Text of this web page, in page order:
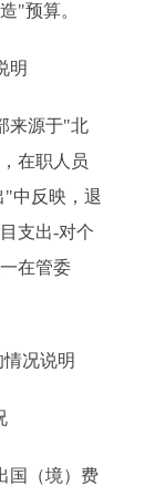
"预算。
明
来源于"北
在职人员
中反映，退
支出-对个
在管委
况说明
（境）费